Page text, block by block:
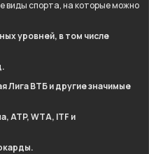
виды спорта, на которые можно
уровней, в том числе
Лига ВТБ и другие значимые
ATP, WTA, ITF и